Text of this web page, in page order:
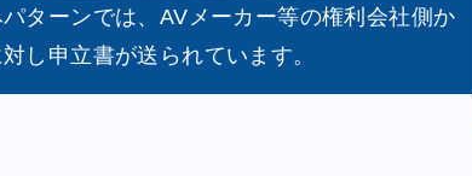
ターンでは、AVメーカー等の権利会社側か
し申立書が送られています。